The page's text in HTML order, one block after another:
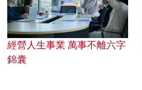
經營人生事業 萬事不離六字
錦囊